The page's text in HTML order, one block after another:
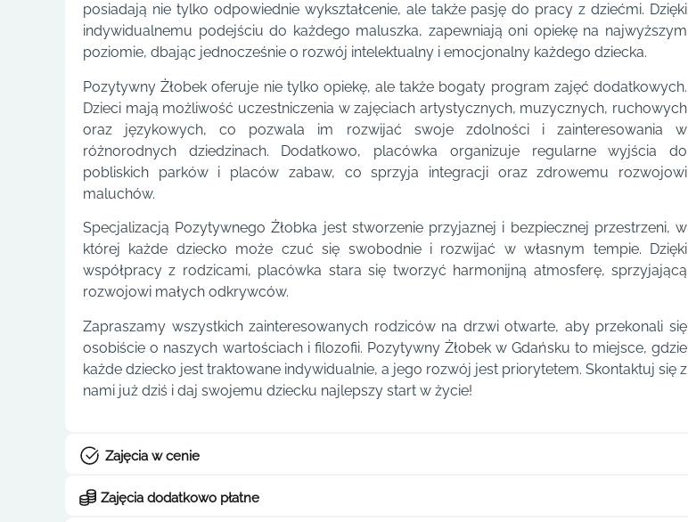
posiadają nie tylko odpowiednie wykształcenie, ale także pasję do pracy z dziećmi. Dzięki
indywidualnemu podejściu do każdego maluszka, zapewniają oni opiekę na najwyższym
poziomie, dbając jednocześnie o rozwój intelektualny i emocjonalny każdego dziecka.
Pozytywny Żłobek oferuje nie tylko opiekę, ale także bogaty program zajęć dodatkowych.
Dzieci mają możliwość uczestniczenia w zajęciach artystycznych, muzycznych, ruchowych
oraz językowych, co pozwala im rozwijać swoje zdolności i zainteresowania w
różnorodnych dziedzinach. Dodatkowo, placówka organizuje regularne wyjścia do
pobliskich parków i placów zabaw, co sprzyja integracji oraz zdrowemu rozwojowi
maluchów.
Specjalizacją Pozytywnego Żłobka jest stworzenie przyjaznej i bezpiecznej przestrzeni, w
której każde dziecko może czuć się swobodnie i rozwijać w własnym tempie. Dzięki
współpracy z rodzicami, placówka stara się tworzyć harmonijną atmosferę, sprzyjającą
rozwojowi małych odkrywców.
Zapraszamy wszystkich zainteresowanych rodziców na drzwi otwarte, aby przekonali się
osobiście o naszych wartościach i filozofii. Pozytywny Żłobek w Gdańsku to miejsce, gdzie
każde dziecko jest traktowane indywidualnie, a jego rozwój jest priorytetem. Skontaktuj się z
nami już dziś i daj swojemu dziecku najlepszy start w życie!
Zajęcia w cenie
Zajęcia dodatkowo płatne